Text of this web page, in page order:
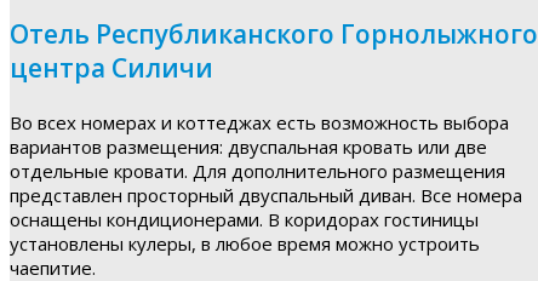
Отель Республиканского Горнолыжного
центра Силичи
Во всех номерах и коттеджах есть возможность выбора
вариантов размещения: двуспальная кровать или две
отдельные кровати. Для дополнительного размещения
представлен просторный двуспальный диван. Все номера
оснащены кондиционерами. В коридорах гостиницы
установлены кулеры, в любое время можно устроить
чаепитие.